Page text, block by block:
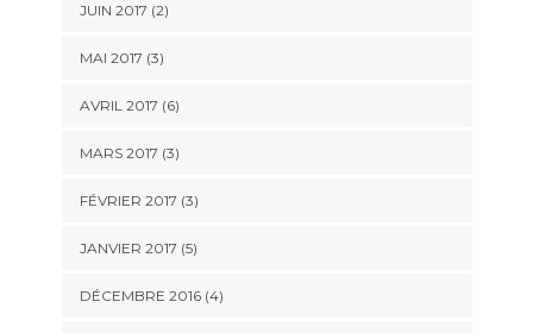
JUIN 2017 (2)
MAI 2017 (3)
AVRIL 2017 (6)
MARS 2017 (3)
FÉVRIER 2017 (3)
JANVIER 2017 (5)
DÉCEMBRE 2016(4)